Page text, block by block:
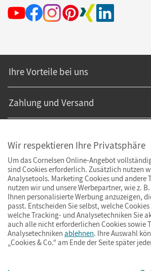
Ihre Vorteile bei uns
Zahlung und Versand
ImpressumAGBDatenschutz
Wir respektieren Ihre Privatsphäre
Um das Cornelsen Online-Angebot
sind Cookies erforderlich. Zusätzlich nutzen
Analysetools. Marketing Cookies und andere
nutzen wir und unsere Werbepartner, wie z.
Ihnen personalisierte Werbung anzuzeigen,
passt. Entscheiden Sie selbst, welche
welche Tracking- und Analysetechniken Sie
auch alle nicht erforderlichen Cookies sowie
Analysetechniken ablehnen. Ihre Auswahl
„Cookies & Co.“ am Ende der Seite später